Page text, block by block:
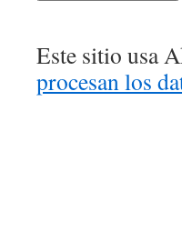
Este sitio usa
procesan los